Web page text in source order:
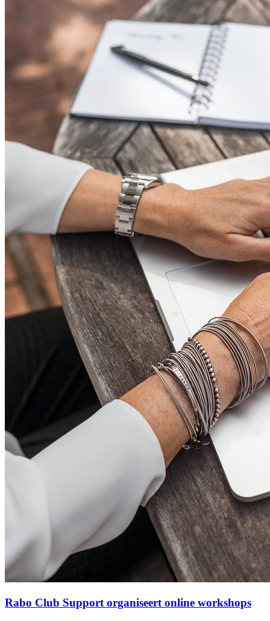
Rabo Club Support organiseert online workshops